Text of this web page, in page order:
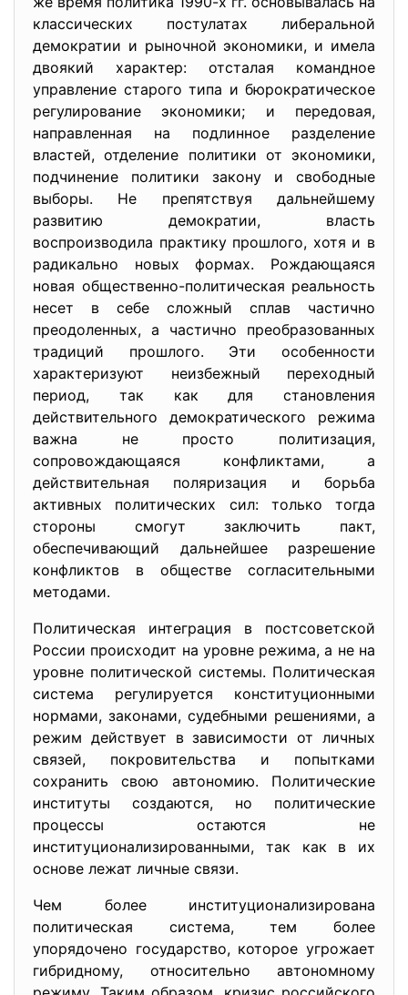
классических постулатах либеральной
демократии и рыночной экономики, и имела
двоякий характер: отсталая командное
управление старого типа и бюрократическое
регулирование экономики; и передовая,
направленная на подлинное разделение
властей, отделение политики от экономики,
подчинение политики закону и свободные
выборы. Не препятствуя дальнейшему
развитию демократии, власть
воспроизводила практику прошлого, хотя и в
радикально новых формах. Рождающаяся
новая общественно-политическая реальность
несет в себе сложный сплав частично
преодоленных, а частично преобразованных
традиций прошлого. Эти особенности
характеризуют неизбежный переходный
период, так как для становления
действительного демократического режима
важна не просто политизация,
сопровождающаяся конфликтами, а
действительная поляризация и борьба
активных политических сил: только тогда
стороны смогут заключить пакт,
обеспечивающий дальнейшее разрешение
конфликтов в обществе согласительными
методами.
Политическая интеграция в постсоветской
России происходит на уровне режима, а не на
уровне политической системы. Политическая
система регулируется конституционными
нормами, законами, судебными решениями, а
режим действует в зависимости от личных
связей, покровительства и попытками
сохранить свою автономию. Политические
институты создаются, но политические
процессы остаются не
институционализированными, так как в их
основе лежат личные связи.
Чем более институционализирована
политическая система, тем более
упорядочено государство, которое угрожает
гибридному, относительно автономному